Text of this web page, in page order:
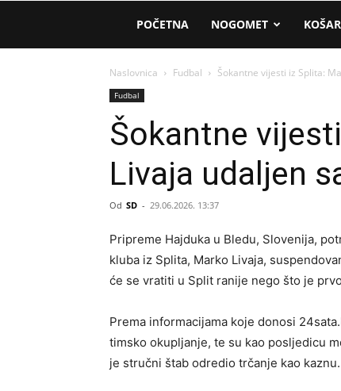
AM
Sport
POČETNA NOGOMET
Naslovnica Fudbal Šokantne vijesti iz Splita:
Fudbal
Šokantne
Livaja udaljen
Od SD - 29.06.2026. 13:37
Pripreme Hajduka u Bledu, Slovenija,
kluba iz Splita, Marko Livaja,
će se vratiti u Split ranije nego što je
Prema informacijama koje donosi
timsko okupljanje, te su kao posljedicu
je stručni štab odredio trčanje kao kaznu.